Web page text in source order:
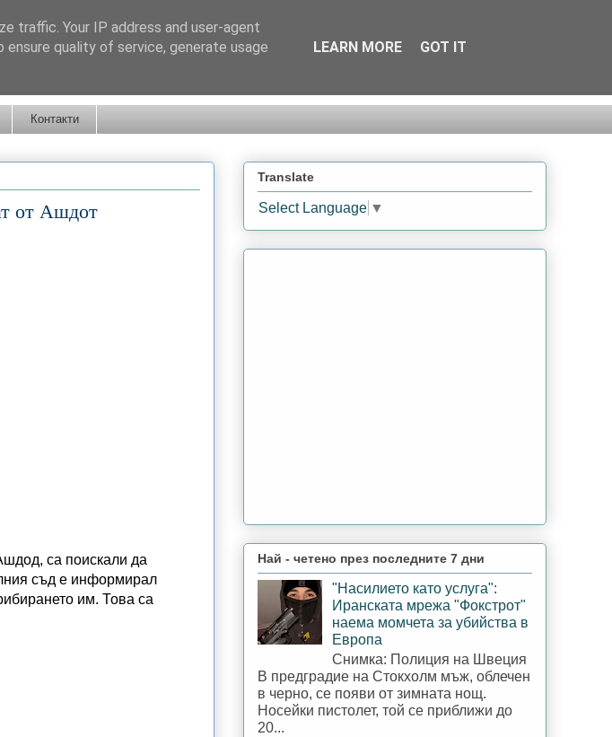
Контакти
от Ашдот
са поискали да
съд е информирал
им. Това са
Translate
Select Language ▼
Най - четено през последните 7 дни
"Насилието като услуга":
Иранската мрежа "Фокстрот"
наема момчета за убийства в
Европа
Снимка: Полиция на Швеция
В предградие на Стокхолм мъж, облечен
в черно, се появи от зимната нощ.
Носейки пистолет, той се приближи до
20...
traffic. Your IP address and user-agent
quality of service, generate usage
LEARN MORE GOT IT